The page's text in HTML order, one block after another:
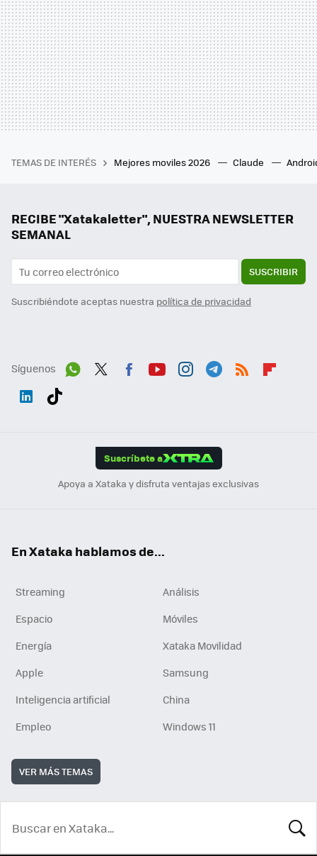
TEMAS DE INTERÉS Mejores moviles 2026 Claude
RECIBE "Xatakaletter", NUESTRA NEWSLETTER
SEMANAL
SUSCRIBIR
Suscribiéndote aceptas nuestra política de privacidad
Síguenos
Suscríbete a
Apoya a Xataka y disfruta ventajas exclusivas
En Xataka hablamos de...
Streaming
Análisis
Espacio
Móviles
Energía
Xataka Movilidad
Apple
Samsung
Inteligencia artificial
China
Empleo
Windows 11
VER MÁS TEMAS